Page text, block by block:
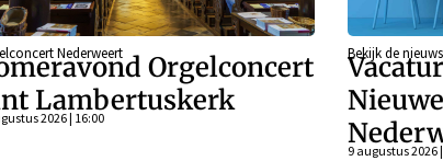
Nederweert
Orgelconcert
Lambertuskerk
2026 | 16:00
Bekijk de
9 augustus 2026